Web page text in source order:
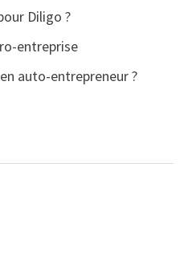
Diligo ?
entreprise
auto-entrepreneur ?